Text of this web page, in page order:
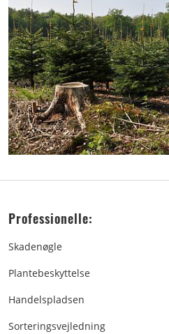
Professionelle:
Skadenøgle
Plantebeskyttelse
Handelspladsen
Sorteringsvejledning